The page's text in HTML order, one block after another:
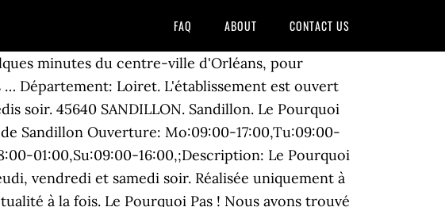
FAQ ABOUT CONTACT US
important dans l'histoire. Services du soir : jeudi, vendredi et samedi. website--613427348460305036010-restaurant.business.site. Obtenir un devis. Proposé par EASY HOUSE FRANCE (0) Maison avec terrain. +33983216835; 2 Rue de la Villette, Sandillon, France Retour. Avertissement Alcool : L'abus d'alcool est dangereux, consommez avec modération : Type de cuisine : produit local, hamburger, cuisine française, escalope à la crème, frites fraiches , burger, cuisine du terroir, foie gras maison, restaurant viande. Adresse: 2 Rue de la Villette. Le Pourquoi Pas. Restaurant Pourquoi Pas Et pourquoi pas ? La Haie Gourmande. Portable: 06 22 80 44 27 06 22 80 44 27. C'est à Sandillon, à quelques minutes au sud-est d'Orléans, que le chef a posé ses valises, dans un lieu qui correspond à ses attentes, à la fois familial et convivial. Maître Restaurateur et Chef du restaurant « Un toit pour toi » à Sandillon, Yannick HOCHET évoque, avec nous, sa vie de cuisinier… Yannick HOCHET le reconnaît, il n’était pas particulièrement destiné pour devenir cuisinier. 251 Route d'Orléans mail_outline. 45640 SANDILLON, Tél : 02 38 69 79 80 La Petite Auberge La Ferté St Aubin. produit local, hamburger, cuisine française, escalope à la crème, frites fraiches , burger, cuisine du terroir, foie gras maison, restaurant viande Plus d'infos. Jusqu’alors, les rubriques « départements » dans l’onglet de gauche ne servaient qu’à y ranger les cimetières selon ce critère. 2 rue de la Villette. Supermarché. "LE POURQUOI PAS", va enfin ouvrir ses portes au 2 rue de la villette 45640 Sandillon. Malgré un nombre restreint d’exploitants, l’agriculture couvre environ 2000 ha, soit près de la moitié de la surface de la commune. Il ne vous aura pas échappé que contrairement à naguère, ceux-ci ne pouvaient pas être indiqués par ordre alphabétique : il fallait donc consulter toute la liste pour trouver le … Informations de contact +33983216835. Juste une idée pourquoi vous ne créez pas le lieu, trouver un endroit sympa, indiquer sur le site le lieu est créer. Aux fourneaux, on retrouve Olivier Bouchard. : une brasserie-restaurant solidaire, qui a ouvert ses portes en juin 2020. Ouverture dés 07h00 du matin pour prendre : un petit expresso, un bon repas servi dès midi et jusqu'à 14h00. Whether you are just passing on the roads of the Lot or you live nearby, you will fail seduced by the atmosphere of this place and the welcome is reserved for you there. Le côté Pub avec son grand comptoir central. Tél: 09 83 21 68 35 09 83 21 68 35. restaurants. Pas d'arnaque, pas d'annonces vénales, juste du plaisir, alors à vous de jouer maintenant ! Organisation à but non lucratif. Restaurant. Le pourquoi pas. INFORMATIONS PRATIQUES Date et horaires : - midi du dimanche au vendredi - soir du jeudi au samedi Lieu d’accueil : 2 rue de la Villette, 45640 SANDILLON Modalités de réservation : 09 83 21 68 35, Restaurant « Le Pourquoi Pas » à Sandillon, Des produits frais et des plats faits maison, « Le restaurant pour tous », une initiative solidaire, L'abus d'alcool est dangereux pour la santé, à consommer avec modération, Politique de Protection des Données Personnelles du Site. Pharmacie de Sandillon. Une orientation vers la cuisine à 16 ans, la pratique et la transmission du savoir-faire des chefs avec qui il travaille font naître la vocation chez lui ! 2 avis. Informations de contact +33983216835. +33983216835; 2 Rue de la Villette, Sandillon, France Retour. Restaurant traditio